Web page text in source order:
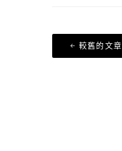
文
章
較舊的文章